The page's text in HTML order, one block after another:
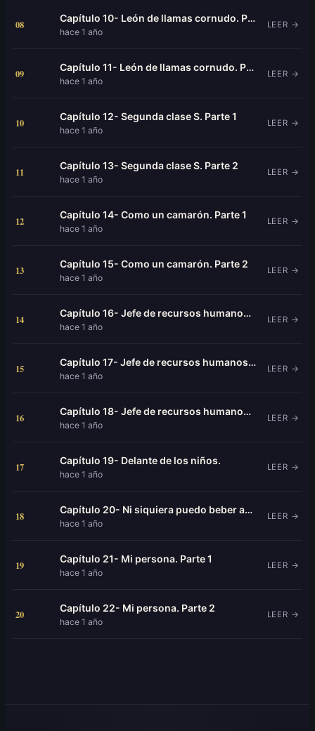
08
Capítulo 10- León de llamas cornudo. Parte 1
hace 1 año
LEER →
09
Capítulo 11- León de llamas cornudo. Parte 2
hace 1 año
LEER →
10
Capítulo 12- Segunda clase S. Parte 1
hace 1 año
LEER →
11
Capítulo 13- Segunda clase S. Parte 2
hace 1 año
LEER →
12
Capítulo 14- Como un camarón. Parte 1
hace 1 año
LEER →
13
Capítulo 15- Como un camarón. Parte 2
hace 1 año
LEER →
14
Capítulo 16- Jefe de recursos humanos. Parte 1
hace 1 año
LEER →
15
Capítulo 17- Jefe de recursos humanos Parte 2.
hace 1 año
LEER →
16
Capítulo 18- Jefe de recursos humanos. Parte 3.
hace 1 año
LEER →
17
Capítulo 19- Delante de los niños.
hace 1 año
LEER →
18
Capítulo 20- Ni siquiera puedo beber agua fría.
hace 1 año
LEER →
19
Capítulo 21- Mi persona. Parte 1
hace 1 año
LEER →
20
Capítulo 22- Mi persona. Parte 2
hace 1 año
LEER →